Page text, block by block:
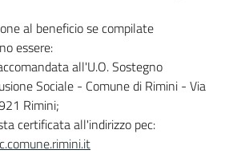
al beneficio se compilate
essere:
all'U.O. Sostegno
Sociale - Comune di Rimini - Via
Rimini;
certificata all'indirizzo pec: